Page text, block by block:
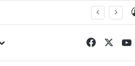
Facebook